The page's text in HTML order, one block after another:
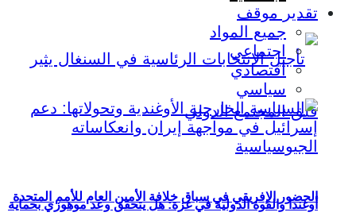
الحضور الإفريقي في سباق خلافة الأمين العام للأمم المتحدة
تقدير موقف
جميع المواد
اجتماعي
اقتصادي
سياسي
أوغندا والقوة الدولية في غزة: هل يتحقق وعد موهوزي بحماية